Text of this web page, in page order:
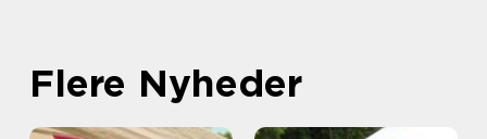
Flere Nyheder